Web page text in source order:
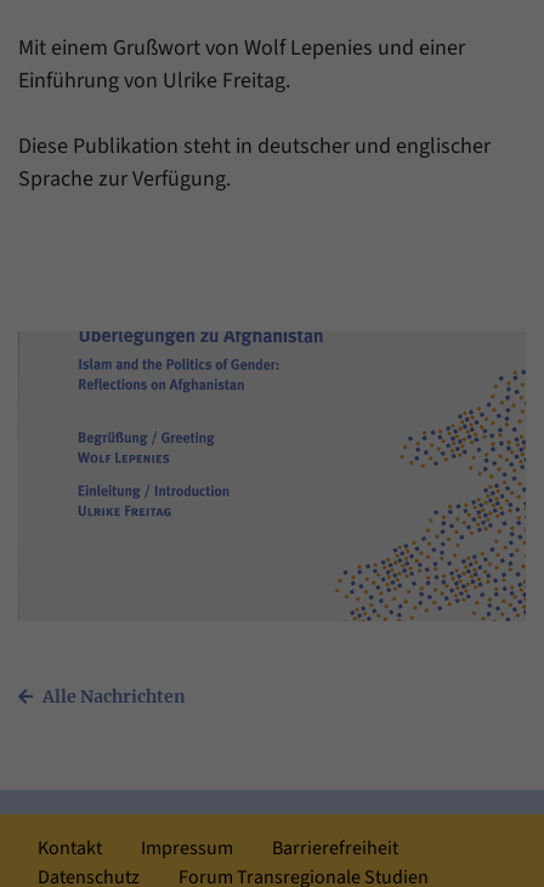
Mit einem Grußwort von Wolf Lepenies und einer
Einführung von Ulrike Freitag.
Diese Publikation steht in deutscher und englischer
Sprache zur Verfügung.
Alle Nachrichten
Kontakt Impressum
Barrierefreiheit
Datenschutz
Forum Transregionale Studien